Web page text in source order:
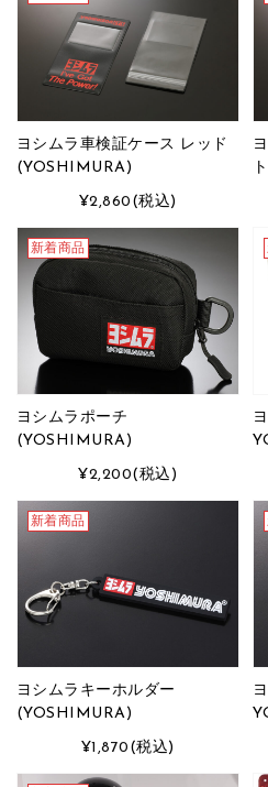
ヨシムラ車検証ケース レッド
(YOSHIMURA)
¥2,860 (税込)
新着商品
ヨシムラポーチ
(YOSHIMURA)
¥2,200(税込)
新着商品
ヨシムラキーホルダー
(YOSHIMURA)
¥1,870 (税込)